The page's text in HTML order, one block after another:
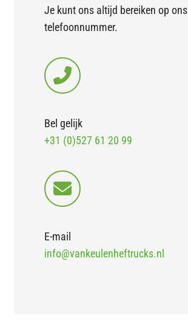
Je kunt ons altijd bereiken op ons
telefoonnummer.
Bel gelijk
+31 (0)527 61 20 99
E-mail
info@vankeulenheftrucks.nl